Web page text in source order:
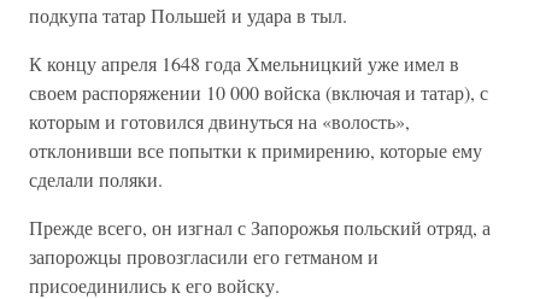
подкупа татар Польшей и удара в тыл.
К концу апреля 1648 года Хмельницкий уже имел в
своем распоряжении 10 000 войска (включая и татар), с
которым и готовился двинуться на «волость»,
отклонивши все попытки к примирению, которые ему
сделали поляки.
Прежде всего, он изгнал с Запорожья польский отряд, а
запорожцы провозгласили его гетманом и
присоединились к его войску.